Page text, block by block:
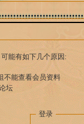
能有如下几个原因:
不能查看会员资料
坛
登录